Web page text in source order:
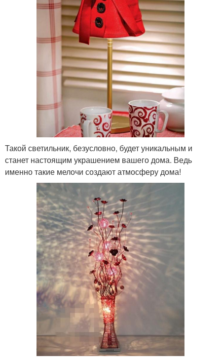
Такой светильник, безусловно, будет уникальным и
станет настоящим украшением вашего дома. Ведь
именно такие мелочи создают атмосферу дома!